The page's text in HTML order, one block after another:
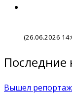
(26.06.2026
Последние
Вышел